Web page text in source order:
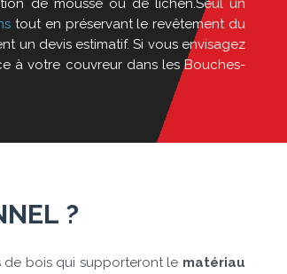
de mousse ou de lichen.Seul un
tout en préservant le revêtement du
un devis estimatif. Si vous envisagez
à votre couvreur dans les Bouches-
?
de bois qui supporteront le matériau